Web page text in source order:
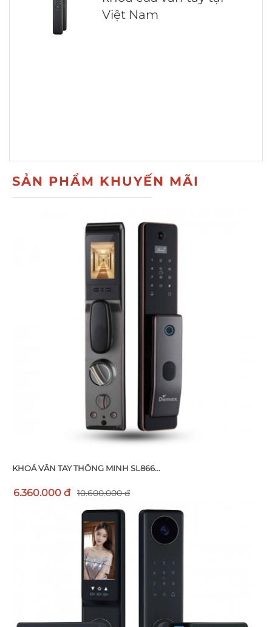
Việt Nam
SẢN PHẨM KHUYẾN MÃI
KHOÁ VÂN TAY THÔNG MINH SL866...
6.360.000 đ 10.600.000 đ